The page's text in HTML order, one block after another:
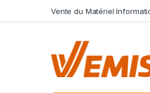
Vente du Matériel